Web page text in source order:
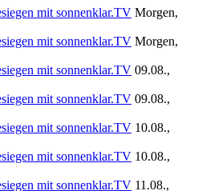
mit sonnenklar.TV Morgen,
mit sonnenklar.TV Morgen,
mit sonnenklar.TV 09.08.,
mit sonnenklar.TV 09.08.,
mit sonnenklar.TV 10.08.,
mit sonnenklar.TV 10.08.,
mit sonnenklar.TV 11.08.,